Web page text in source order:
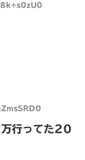
万行ってた20